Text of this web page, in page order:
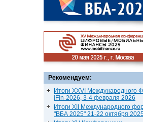
Рекомендуем:
Итоги XXVI Международного
iFin-2026, 3-4 февраля 2026
Итоги XII Международного
"ВБА 2025" 21-22 октября